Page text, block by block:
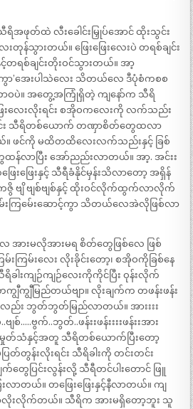
သီရိအဖုတ်ထဲ လီးခေါင်းမြှုပ်အောင် ထိုးသွင်း
ားတယ်။ ဖြေးဖြေးလေးပဲ တရစ်ချင်း
တရစ်ချင်းတိုးဝင်သွားတယ်။ အာ့
ကွာ’အေးပါသဲလေး သိတယ်လေ ဒီပုံစံကစစ
ဝပဲ။ အတွေ့အကြုံရှိတဲ့ ကျနော်က သီရိ
ြေးလေးလိုးရင်း စအိုဝကလေးကို လက်သည်း
င်း သီရိတစ်ယောက် တဏှာစိတ်တွေထလာ
ဖင်ကို မထိတထိလေးလက်သည်းနှင့် ခြစ်
လာပြီး အော်ညည်းလာတယ်။ အာ့. အင်းး
ြေးဖြေးနှင့် သီရီခံနိုင်မှန်းသိလာတော့ အရှိန်
ျိ ဗျစ်ဗျစ်နှင့် ထိုးဝင်လိုက်ထွက်လာလိုက်
ြမ်းကြမ်ေးဆောင့်ကွာ သိတယ်လေအဲလိုဖြစ်လာ
ားမလိုအားမရ စိတ်တွေဖြစ်လေ ဖြစ်
ကြမ်းလေး လိုးခိုင်းတော့၊ စအိုဝကိုခြစ်နေ
ရိခါးကျဉ်ကျဉ်လေးကိုကိုင်ပြီး ဝုန်းလိုက်
ကျွီမြည်တယ်ဗျာ။ လိုးချက်က တဖန်းဖန်း
ည်း ဘွတ်ဘွတ်မြည်လာတယ်။ အားးးး
စ်…..ဗွက်..ဘွတ်..ဖန်းးဖန်းးးးဖန်းးအား
နှာမှုတ်သံနှင့်အတူ သီရိတစ်ယောက်ပြီးတော့
တ်တွန်းလိုးရင်း သီရိခါးကို တင်းတင်း
တွေပြင်းလွန်းလို့ သီရီတင်ပါးတောင် ဖြူ
းလာတယ်။ တဖြေးဖြေးနှင့်နီလာတယ်။ ကျ
လိုးလိုက်တယ်။ သီရိက အားမရှိတော့ဘူး သူ